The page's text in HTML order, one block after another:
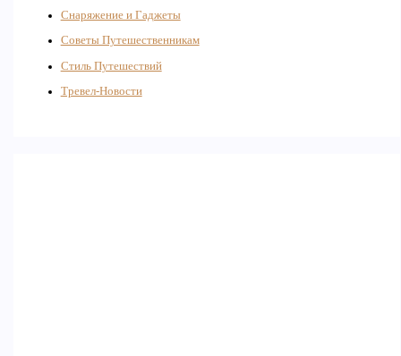
Снаряжение и Гаджеты
Советы Путешественникам
Стиль Путешествий
Тревел-Новости